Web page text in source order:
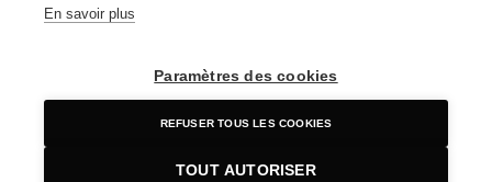
En savoir plus
Paramètres des cookies
REFUSER TOUS LES COOKIES
TOUT AUTORISER
l’approche par la question environnementale, et donc la
laissé les bureaux d’études guider la réflexion.
Cette approche a permis de définir les invariants du projet :
compacité, gestion du confort d’été, matériaux bio-sourcés, multi-
orientation des logements…